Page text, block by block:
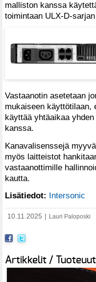
malliston kanssa
toimintaan ULX-D-
Vastaanotin asetetaan
mukaiseen käyttötilaan,
käyttää yhtäaikaa
kanssa.
Kanavalisenssejä
myös laitteistot
vastaanottimille
kautta.
Lisätiedot: Intersonic
10.11.2025 Lauri Paloposki
Artikkelit /